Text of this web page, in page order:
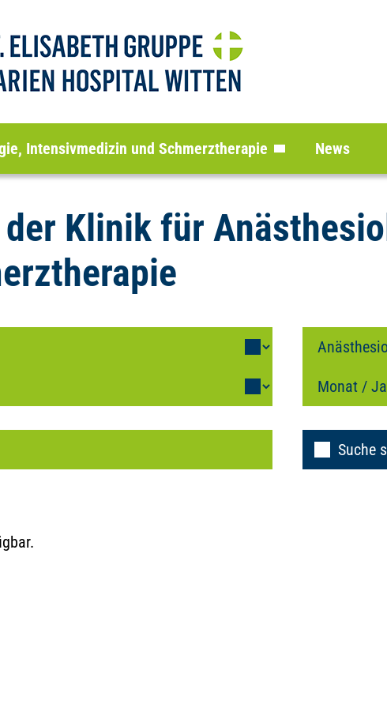
Intensivmedizin und Schmerztherapie News
der Klinik für
Suche